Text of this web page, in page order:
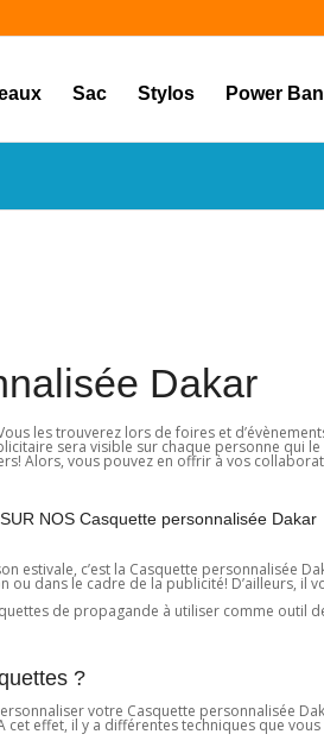
Sac Stylos Power
Dakar
les trouverez lors de foires et
sera visible sur chaque personne qui
Alors, vous pouvez en offrir à vos
NOS Casquette personnalisée Dakar
estivale, c’est la Casquette personnalisée
dans le cadre de la publicité! D’ailleurs, il
de propagande à utiliser comme outil
?
votre Casquette personnalisée
cet effet, il y a différentes techniques que